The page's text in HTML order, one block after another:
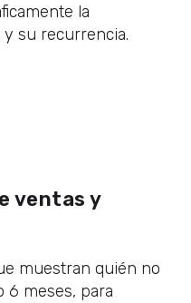
la
su recurrencia.
ventas y
muestran quién no
6 meses, para